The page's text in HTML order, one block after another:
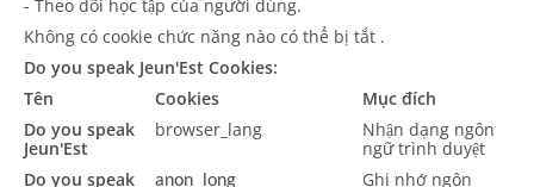
- Theo dõi học tập của người dùng.
Không có cookie chức năng nào có thể bị tắt .
Do you speak Jeun'Est Cookies:
Tên
Cookies
Mục đích
Do you speak
Jeun'Est
browser_lang
Nhận dạng ngôn
ngữ trình duyệt
Do you speak
anon_long Ghi nhớ ngôn